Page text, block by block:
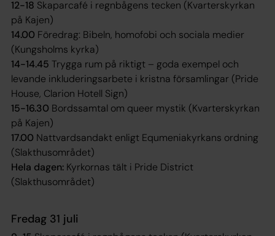
12-18 Skaparcafé i regnbågens tecken (Kvarterskyrkan
på Kajen)
14.00 Föredrag: Bibeln, homofobi och sociala medier
(Kungsholms kyrka)
14-14.45 Trygga rum på riktigt – goda exempel och
levande inkluderingsarbete i kristna församlingar (Pride
House, Clarion Hotell Sign)
15-16.30 Bordssamtal om queer mystik (Kvarterskyrkan
på Kajen)
17.00 Nattvardsandakt enligt Equmeniakyrkans ordning
(Slakthusområdet)
Hela dagen: Kyrkornas tält i Pride District
(Slakthusområdet)
Fredag 31 juli